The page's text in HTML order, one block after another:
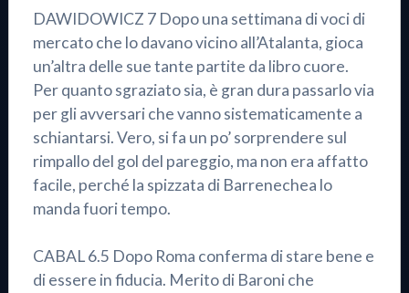
DAWIDOWICZ 7 Dopo una settimana di voci di
mercato che lo davano vicino all’Atalanta, gioca
un’altra delle sue tante partite da libro cuore.
Per quanto sgraziato sia, è gran dura passarlo via
per gli avversari che vanno sistematicamente a
schiantarsi. Vero, si fa un po’ sorprendere sul
rimpallo del gol del pareggio, ma non era affatto
facile, perché la spizzata di Barrenechea lo
manda fuori tempo.
CABAL 6.5 Dopo Roma conferma di stare bene e
di essere in fiducia. Merito di Baroni che